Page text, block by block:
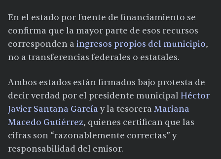
En el estado por fuente de financiamiento se
confirma que la mayor parte de esos recursos
corresponden a ingresos propios del municipio,
no a transferencias federales o estatales.
Ambos estados están firmados bajo protesta de
decir verdad por el presidente municipal Héctor
Javier Santana García y la tesorera Mariana
Macedo Gutiérrez, quienes certifican que las
cifras son “razonablemente correctas” y
responsabilidad del emisor.